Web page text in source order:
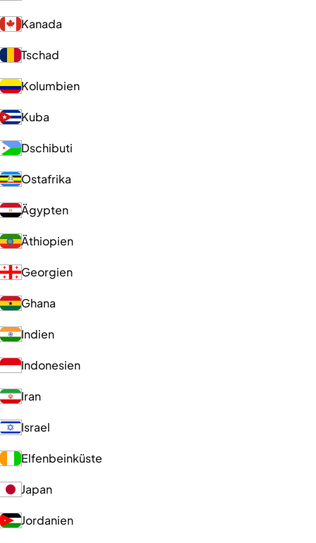
Kanada
Tschad
Kolumbien
Kuba
Dschibuti
Ostafrika
Ägypten
Äthiopien
Georgien
Ghana
Indien
Indonesien
Iran
Israel
Elfenbeinküste
Japan
Jordanien